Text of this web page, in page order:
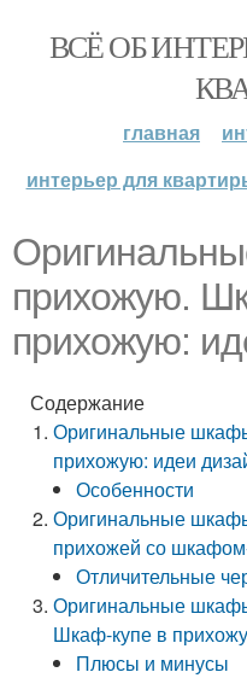
ВСЁ ОБ
главная
интерьер для
прихожую.
прихожую:
Содержание
Оригинальные
прихожую: идеи
Особенности
Оригинальные
прихожей со
Отличительные
Оригинальные
Шкаф-купе в
Плюсы и минусы